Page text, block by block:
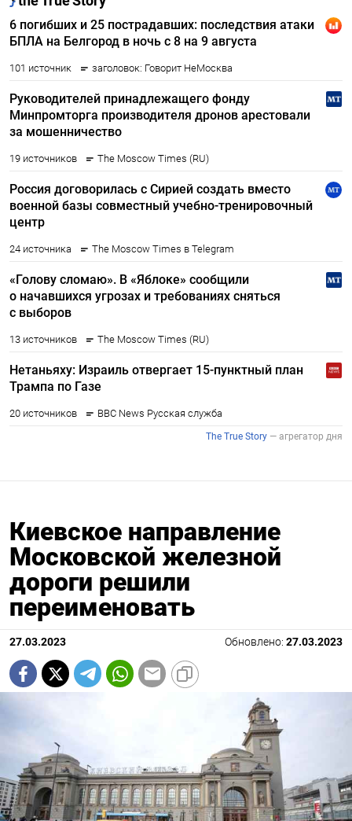
Киевское направление
Московской железной
дороги решили
переименовать
27.03.2023 Обновлено: 27.03.2023